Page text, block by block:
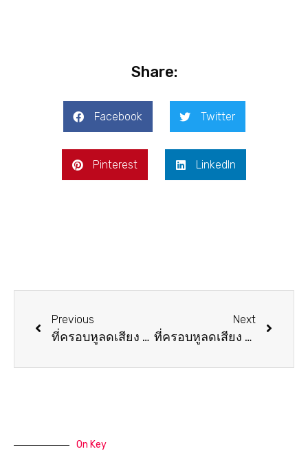
Share:
Facebook Twitter
Pinterest LinkedIn
Previous
ที่ครอบหูลดเสียง ELVEX HB-25
Next
ที่ครอบหูลดเสียง ELVEX HB-2593
On Key